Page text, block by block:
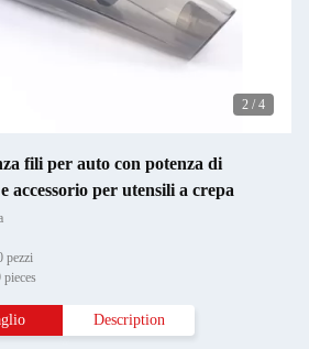
2 / 4
fili per auto con potenza di
accessorio per utensili a crepa
pezzi
pieces
Description